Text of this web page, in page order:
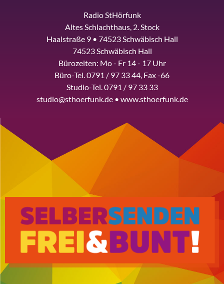
Radio StHörfunk
Altes Schlachthaus, 2. Stock
Haalstraße 9 • 74523 Schwäbisch Hall
74523 Schwäbisch Hall
Bürozeiten: Mo - Fr 14 - 17 Uhr
Büro-Tel. 0791 / 97 33 44, Fax -66
Studio-Tel. 0791 / 97 33 33
studio@sthoerfunk.de • www.sthoerfunk.de